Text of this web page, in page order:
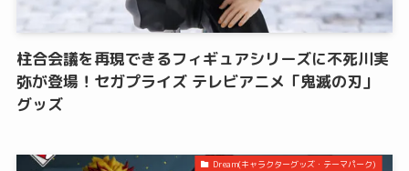
柱合会議を再現できるフィギュアシリーズに不死川実
弥が登場！セガプライズ テレビアニメ「鬼滅の刃」
グッズ
Dream(キャラクターグッズ・テーマパーク)